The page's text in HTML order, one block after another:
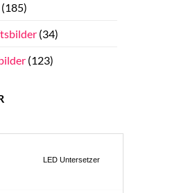
(185)
(34)
(123)
LED Untersetzer